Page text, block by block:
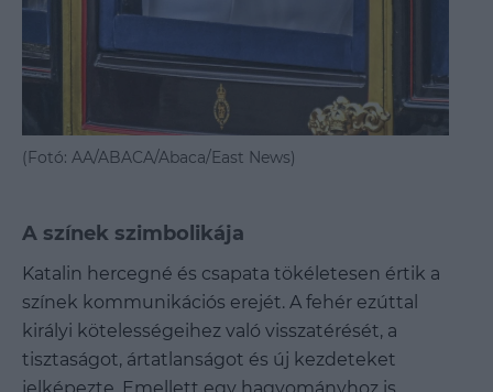
(Fotó: AA/ABACA/Abaca/East News)
A színek szimbolikája
Katalin hercegné és csapata tökéletesen értik a
színek kommunikációs erejét. A fehér ezúttal
királyi kötelességeihez való visszatérését, a
tisztaságot, ártatlanságot és új kezdeteket